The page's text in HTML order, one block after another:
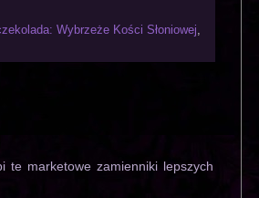
Wybrzeże Kości Słoniowej,
te marketowe zamienniki lepszych